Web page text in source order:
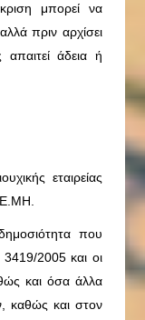
μπορεί να
πριν αρχίσει
απαιτεί άδεια ή
εταιρείας
που
2005 και οι
και όσα άλλα
καθώς και στον